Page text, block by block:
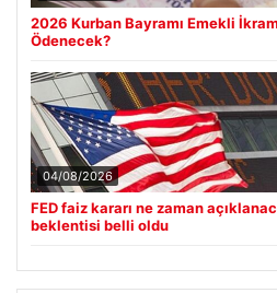
2026 Kurban Bayramı Emekli
Ödenecek?
04/08/2026
FED faiz kararı ne zaman
beklentisi belli oldu